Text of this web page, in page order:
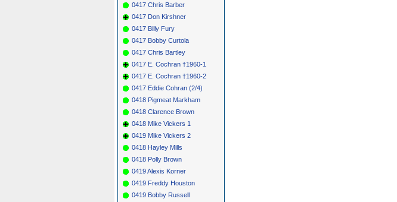
0417 Chris Barber
0417 Don Kirshner
0417 Billy Fury
0417 Bobby Curtola
0417 Chris Bartley
0417 E. Cochran †1960-1
0417 E. Cochran †1960-2
0417 Eddie Cohran (2/4)
0418 Pigmeat Markham
0418 Clarence Brown
0418 Mike Vickers 1
0419 Mike Vickers 2
0418 Hayley Mills
0418 Polly Brown
0419 Alexis Korner
0419 Freddy Houston
0419 Bobby Russell